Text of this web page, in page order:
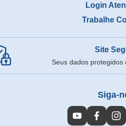
Login
Trabalhe
Site
Seus dados protegidos
Siga-